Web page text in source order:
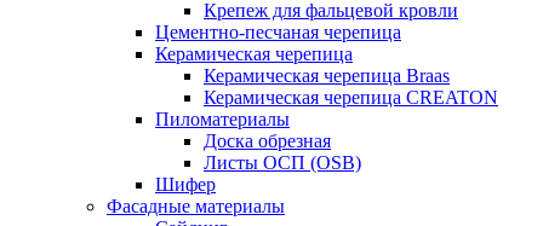
Крепеж для фальцевой кровли
Цементно-песчаная черепица
Керамическая черепица
Керамическая черепица Braas
Керамическая черепица CREATON
Пиломатериалы
Доска обрезная
Листы ОСП (OSB)
Шифер
Фасадные материалы